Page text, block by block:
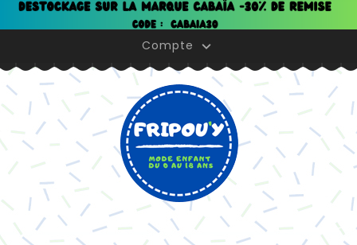
Compte 
Panneau de gestion des cookies